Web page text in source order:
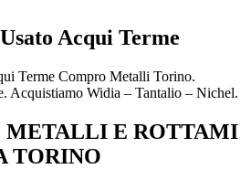
Acqui Terme
Terme Compro Metalli Torino.
Acquistiamo Widia – Tantalio – Nichel.
METALLI E ROTTAMI
TORINO